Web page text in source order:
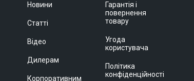
Новини
Статті
Відео
Дилерам
Корпоративним
Гарантія і
повернення
товару
Угода
користувача
Політика
конфіденційності